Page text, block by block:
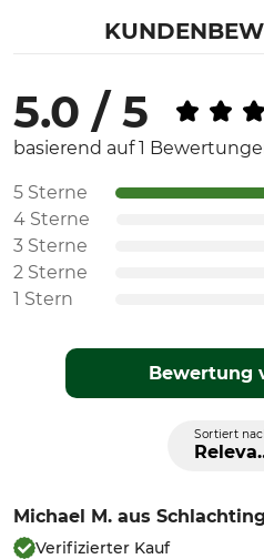
5.0 / 5
basierend auf 1
5 Sterne
4 Sterne
3 Sterne
2 Sterne
1 Stern
Bewertung
Sortiert
Michael M. aus
Verifizierter Kauf